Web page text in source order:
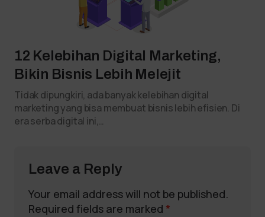
12 Kelebihan Digital Marketing,
Bikin Bisnis Lebih Melejit
Tidak dipungkiri, ada banyak kelebihan digital
marketing yang bisa membuat bisnis lebih efisien. Di
era serba digital ini,…
Leave a Reply
Your email address will not be published.
Required fields are marked *